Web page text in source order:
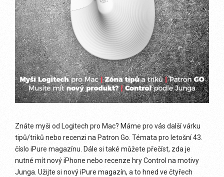
Znáte myši od Logitech pro Mac? Máme pro vás další várku
tipů/triků nebo recenzi na Patron Go. Témata pro letošní 43.
číslo iPure magazínu. Dále si také můžete přečíst, zda je
nutné mít nový iPhone nebo recenze hry Control na motivy
Junga. Užijte si nový iPure magazín, a to hned ve čtyřech